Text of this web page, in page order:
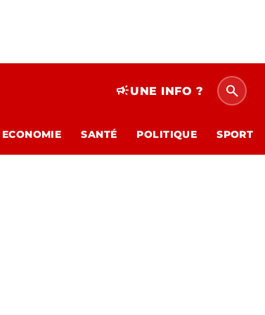
campaignUNE INFO ? search
ECONOMIE SANTÉ POLITIQUE SPORT